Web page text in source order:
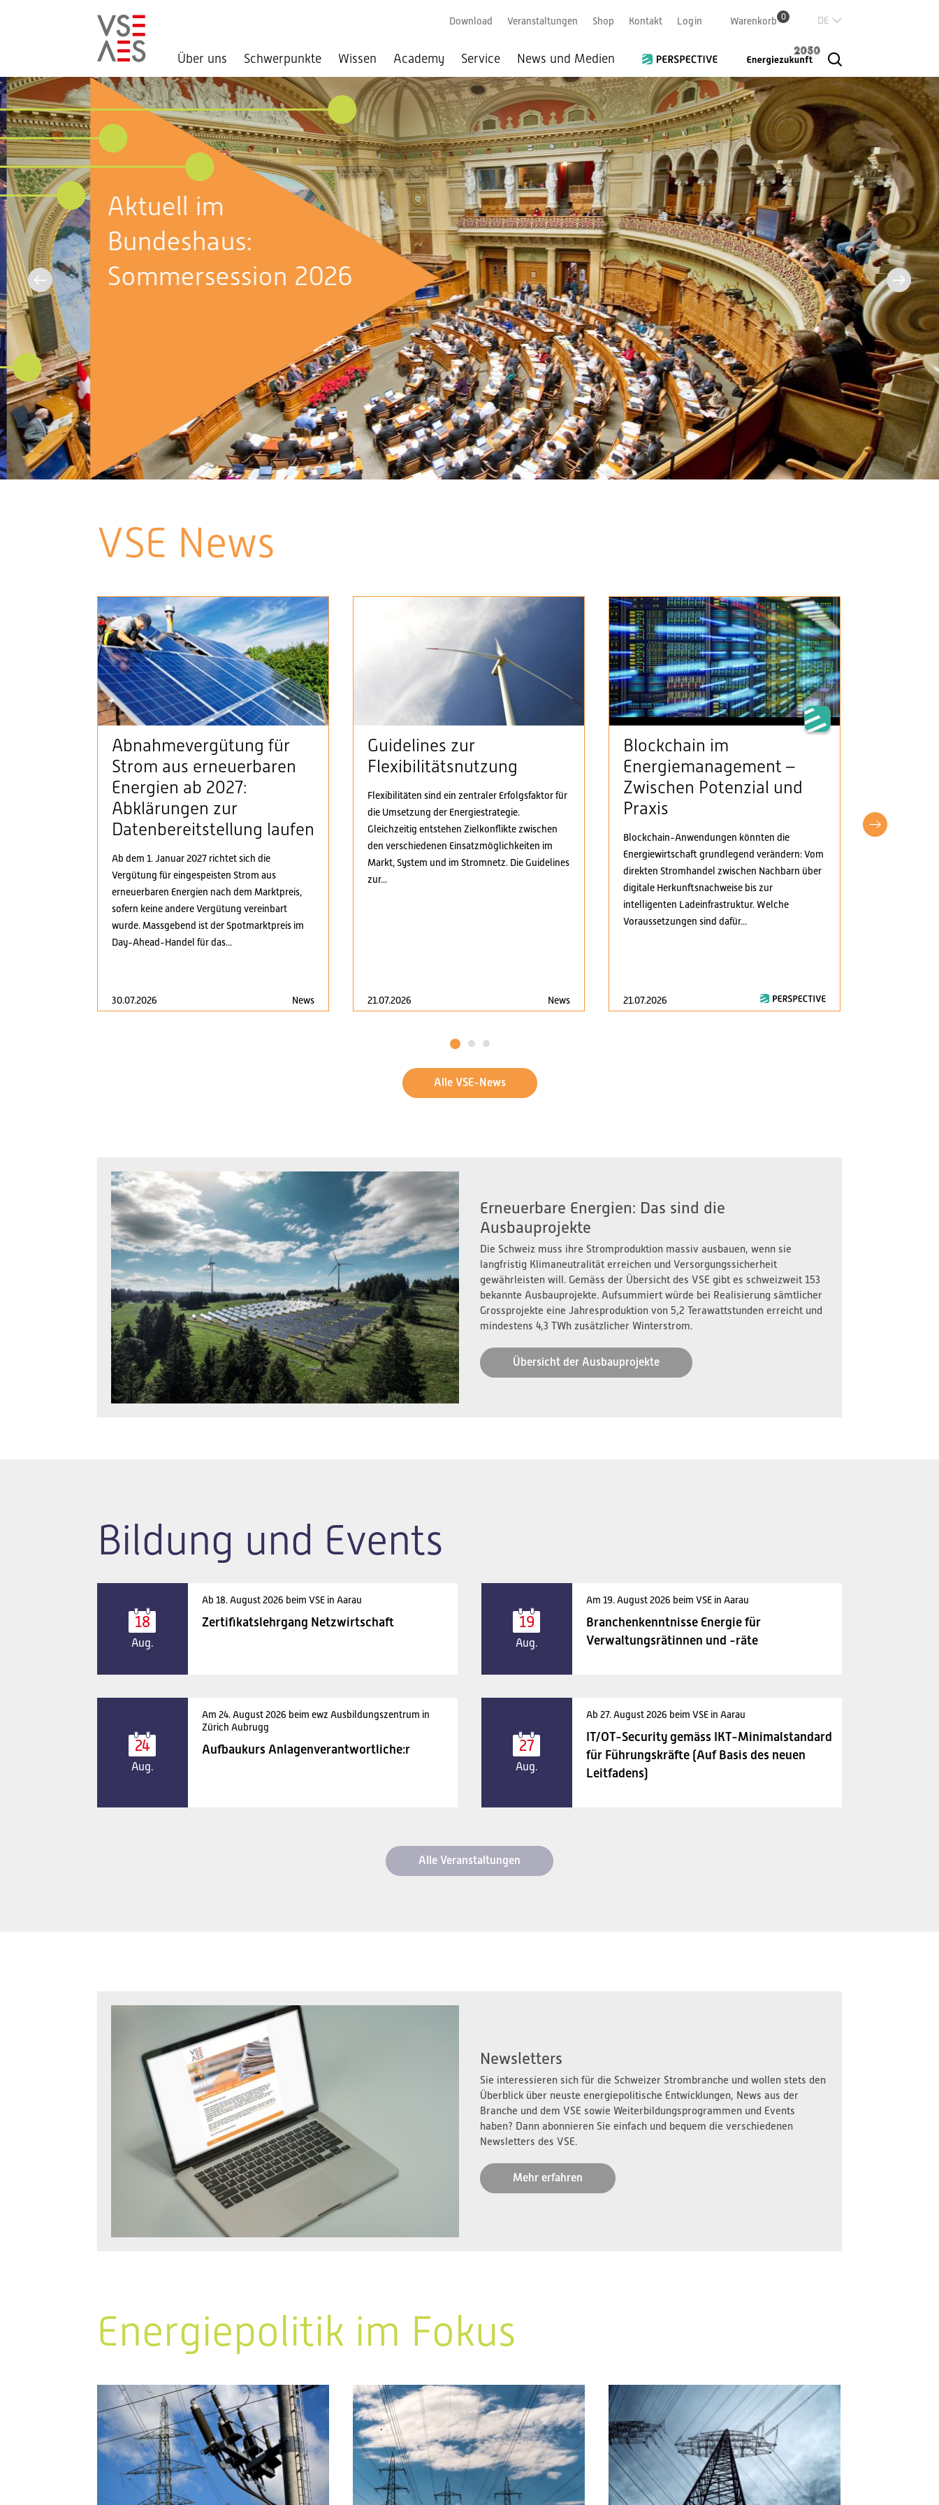
Direkt
zum
Inhalt
Über uns Schwerpunkte Wissen Academy Service News und Medien
Download Veranstaltungen Shop Kontakt Login Warenkorb 0
Aktuell im
Bundeshaus:
Sommersession 2026
VSE News
Abnahmevergütung für
Strom aus erneuerbaren
Energien ab 2027:
Abklärungen zur
Datenbereitstellung laufen
Ab dem 1. Januar 2027 richtet sich die
Vergütung für eingespeisten Strom aus
erneuerbaren Energien nach dem Marktpreis,
sofern keine andere Vergütung vereinbart
wurde. Massgebend ist der Spotmarktpreis im
Day-Ahead-Handel für das...
30.07.2026 News
Guidelines zur
Flexibilitätsnutzung
Flexibilitäten sind ein zentraler Erfolgsfaktor für
die Umsetzung der Energiestrategie.
Gleichzeitig entstehen Zielkonflikte zwischen
den verschiedenen Einsatzmöglichkeiten im
Markt, System und im Stromnetz. Die Guidelines
zur...
21.07.2026 News
Blockchain im
Energiemanagement –
Zwischen Potenzial und
Praxis
Blockchain-Anwendungen könnten die
Energiewirtschaft grundlegend verändern: Vom
direkten Stromhandel zwischen Nachbarn über
digitale Herkunftsnachweise bis zur
intelligenten Ladeinfrastruktur. Welche
Voraussetzungen sind dafür...
21.07.2026
fordert
1 2 3
Alle VSE-News
Erneuerbare Energien: Das sind die
Ausbauprojekte
Die Schweiz muss ihre Stromproduktion massiv ausbauen, wenn sie
langfristig Klimaneutralität erreichen und Versorgungssicherheit
gewährleisten will. Gemäss der Übersicht des VSE gibt es schweizweit 153
bekannte Ausbauprojekte. Aufsummiert würde bei Realisierung sämtlicher
Grossprojekte eine Jahresproduktion von 5,2 Terawattstunden erreicht und
mindestens 4,3 TWh zusätzlicher Winterstrom.
Übersicht der Ausbauprojekte
Bildung und Events
18
Aug.
Ab 18. August 2026 beim VSE in Aarau
Zertifikatslehrgang Netzwirtschaft 19
Aug.
Am 19. August 2026 beim VSE in Aarau
Branchenkenntnisse Energie für
Verwaltungsrätinnen und -räte
24
Aug.
Am 24. August 2026 beim ewz Ausbildungszentrum in
Zürich Aubrugg
Aufbaukurs Anlagenverantwortliche:r 27
Aug.
Ab 27. August 2026 beim VSE in Aarau
IT/OT-Security gemäss IKT-Minimalstandard
für Führungskräfte (Auf Basis des neuen
Leitfadens)
Alle Veranstaltungen
Newsletters
Sie interessieren sich für die Schweizer Strombranche und wollen stets den
Überblick über neuste energiepolitische Entwicklungen, News aus der
Branche und dem VSE sowie Weiterbildungsprogrammen und Events
haben? Dann abonnieren Sie einfach und bequem die verschiedenen
Newsletters des VSE.
Mehr erfahren
Energiepolitik im Fokus